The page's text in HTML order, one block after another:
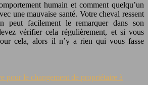
humain et comment quelqu’un
une mauvaise santé. Votre cheval ressent
peut facilement le remarquer dans son
vérifier cela régulièrement, et si vous
cela, alors il n’y a rien qui vous fasse
pour le changement de propriétaire à